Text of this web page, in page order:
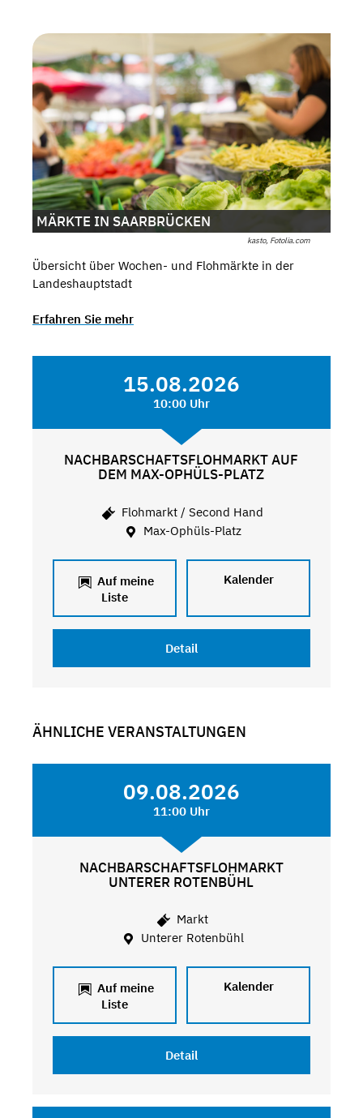
kasto, Fotolia.com
MÄRKTE IN SAARBRÜCKEN
Übersicht über Wochen- und Flohmärkte in der
Landeshauptstadt
Erfahren Sie mehr
15.08.2026
10:00 Uhr
NACHBARSCHAFTSFLOHMARKT AUF
DEM MAX-OPHÜLS-PLATZ
Flohmarkt / Second Hand
Max-Ophüls-Platz
Auf meine
Liste
Kalender
Detail
ÄHNLICHE VERANSTALTUNGEN
09.08.2026
11:00 Uhr
NACHBARSCHAFTSFLOHMARKT
UNTERER ROTENBÜHL
Markt
Unterer Rotenbühl
Auf meine
Liste
Kalender
Detail